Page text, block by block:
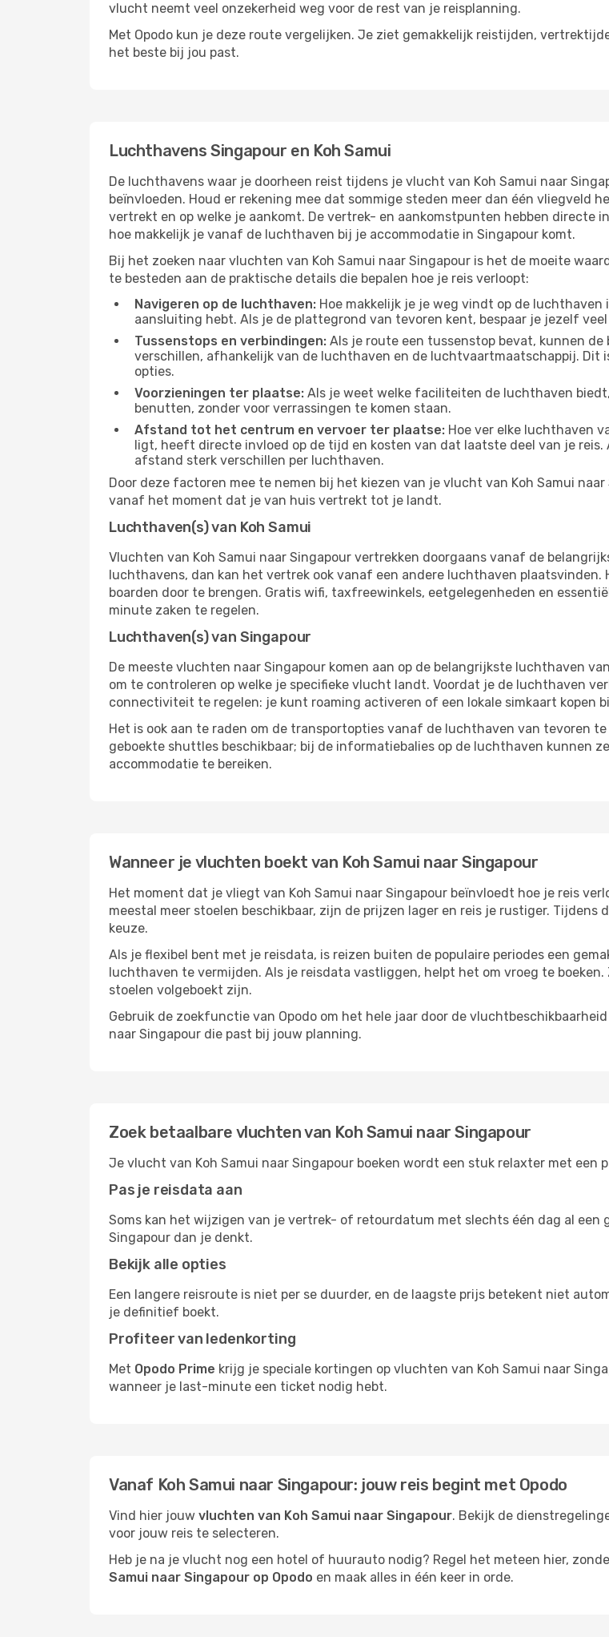
vlucht neemt veel onzekerheid weg voor de rest van je reisplanning.
Met Opodo kun je deze route vergelijken. Je ziet gemakkelijk reistijden,
het beste bij jou past.
Luchthavens Singapour en Koh Samui
De luchthavens waar je doorheen reist tijdens je vlucht van Koh Samui naar
beïnvloeden. Houd er rekening mee dat sommige steden meer dan één vliegveld
vertrekt en op welke je aankomt. De vertrek- en aankomstpunten hebben directe
hoe makkelijk je vanaf de luchthaven bij je accommodatie in Singapour komt.
Bij het zoeken naar vluchten van Koh Samui naar Singapour is het de moeite
te besteden aan de praktische details die bepalen hoe je reis verloopt:
Navigeren op de luchthaven: Hoe makkelijk je je weg vindt op de
aansluiting hebt. Als je de plattegrond van tevoren kent, bespaar je jezelf veel
Tussenstops en verbindingen: Als je route een tussenstop bevat, kunnen
verschillen, afhankelijk van de luchthaven en de luchtvaartmaatschappij. Dit
opties.
Voorzieningen ter plaatse: Als je weet welke faciliteiten de luchthaven
benutten, zonder voor verrassingen te komen staan.
Afstand tot het centrum en vervoer ter plaatse: Hoe ver elke luchthaven
ligt, heeft directe invloed op de tijd en kosten van dat laatste deel van je
afstand sterk verschillen per luchthaven.
Door deze factoren mee te nemen bij het kiezen van je vlucht van Koh Samui
vanaf het moment dat je van huis vertrekt tot je landt.
Luchthaven(s) van Koh Samui
Vluchten van Koh Samui naar Singapour vertrekken doorgaans vanaf de
luchthavens, dan kan het vertrek ook vanaf een andere luchthaven
boarden door te brengen. Gratis wifi, taxfreewinkels, eetgelegenheden en
minute zaken te regelen.
Luchthaven(s) van Singapour
De meeste vluchten naar Singapour komen aan op de belangrijkste luchthaven
om te controleren op welke je specifieke vlucht landt. Voordat je de luchthaven
connectiviteit te regelen: je kunt roaming activeren of een lokale simkaart kopen
Het is ook aan te raden om de transportopties vanaf de luchthaven van tevoren
geboekte shuttles beschikbaar; bij de informatiebalies op de luchthaven kunnen
accommodatie te bereiken.
Wanneer je vluchten boekt van Koh Samui naar Singapour
Het moment dat je vliegt van Koh Samui naar Singapour beïnvloedt hoe je reis
meestal meer stoelen beschikbaar, zijn de prijzen lager en reis je rustiger. Tijdens
keuze.
Als je flexibel bent met je reisdata, is reizen buiten de populaire periodes een
luchthaven te vermijden. Als je reisdata vastliggen, helpt het om vroeg te
stoelen volgeboekt zijn.
Gebruik de zoekfunctie van Opodo om het hele jaar door de
naar Singapour die past bij jouw planning.
Zoek betaalbare vluchten van Koh Samui naar Singapour
Je vlucht van Koh Samui naar Singapour boeken wordt een stuk relaxter met een
Pas je reisdata aan
Soms kan het wijzigen van je vertrek- of retourdatum met slechts één dag al een
Singapour dan je denkt.
Bekijk alle opties
Een langere reisroute is niet per se duurder, en de laagste prijs betekent niet
je definitief boekt.
Profiteer van ledenkorting
Met Opodo Prime krijg je speciale kortingen op vluchten van Koh Samui naar
wanneer je last-minute een ticket nodig hebt.
Vanaf Koh Samui naar Singapour: jouw reis begint met Opodo
Vind hier jouw vluchten van Koh Samui naar Singapour. Bekijk de
voor jouw reis te selecteren.
Heb je na je vlucht nog een hotel of huurauto nodig? Regel het meteen hier,
Samui naar Singapour op Opodo en maak alles in één keer in orde.